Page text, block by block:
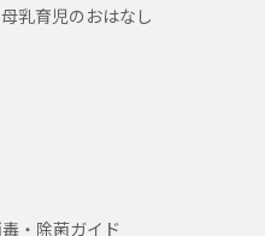
乳育児のおはなし
・除菌ガイド